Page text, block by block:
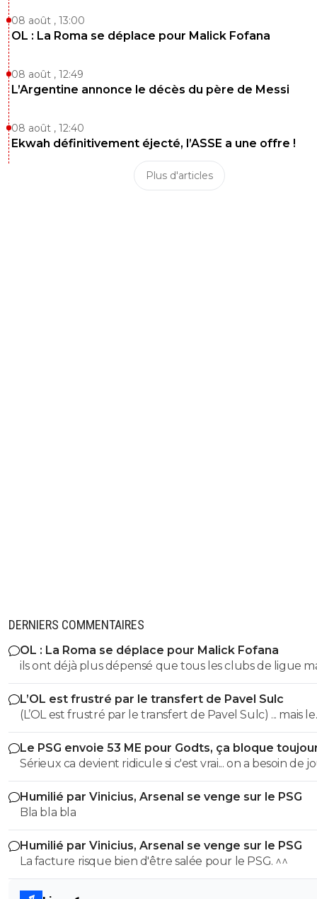
08 août , 13:00
OL : La Roma se déplace pour Malick Fofana
08 août , 12:49
L’Argentine annonce le décès du père de Messi
08 août , 12:40
Ekwah définitivement éjecté, l’ASSE a une offre !
Plus d'articles
DERNIERS COMMENTAIRES
OL : La Roma se déplace pour Malick Fofana
ils ont déjà plus dépensé que tous les clubs de ligue
réunis hors quatar.. ils veulent juste profitez au
des clubs qui sont beaucoup plus mal lotis qu'eux
du plus fort tout simplement..
L’OL est frustré par le transfert de Pavel Sulc
(L’OL est frustré par le transfert de Pavel Sulc) ... mais le
public aussi commence a être frustré ... la vente de ces
"excellents" joueurs dont fait partie Pavel Sulc ... pour
récupérer quoi ? qui? À un moment donné il faudra
arriver a construire dans le long terme... et avec ,
avec , une équipe régulière ça finira par payer, mais là pour
l'instant, ???
Le PSG envoie 53 ME pour Godts, ça bloque
Sérieux ca devient ridicule si c'est vrai... on a besoin de
pour la supercoupe ! sérieux a 5 ou 7M€ pres, go !!
Humilié par Vinicius, Arsenal se venge sur le PSG
Bla bla bla
Humilié par Vinicius, Arsenal se venge sur le PSG
La facture risque bien d'être salée pour le PSG. ^^